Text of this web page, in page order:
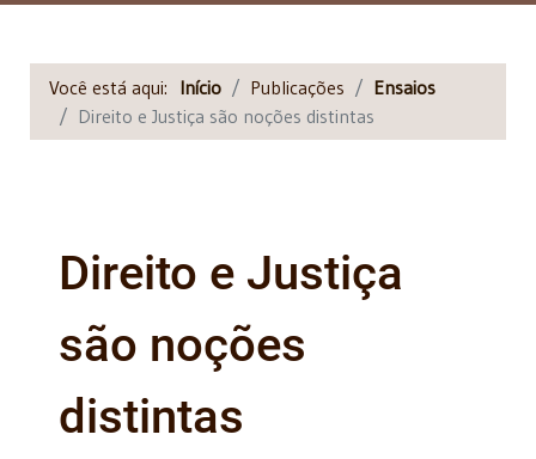
Você está aqui: Início Publicações
Ensaios
Direito e Justiça são noções distintas
Direito e Justiça
são noções
distintas